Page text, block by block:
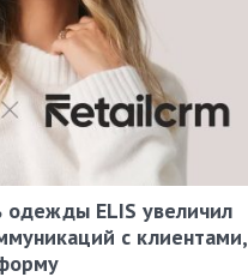
одежды ELIS увеличил
с клиентами,